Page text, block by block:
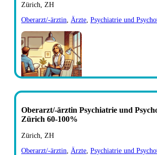
Zürich, ZH
Oberarzt/-ärztin
Ärzte Psychiatrie und
Oberarzt/-ärztin Psychiatrie und
Zürich 60-100%
Zürich, ZH
Oberarzt/-ärztin
Ärzte Psychiatrie und